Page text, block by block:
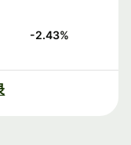
-2.43%